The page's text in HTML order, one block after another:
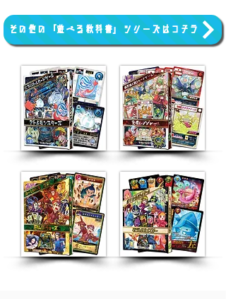
その他の「遊べる教科書」シリーズはコチラ